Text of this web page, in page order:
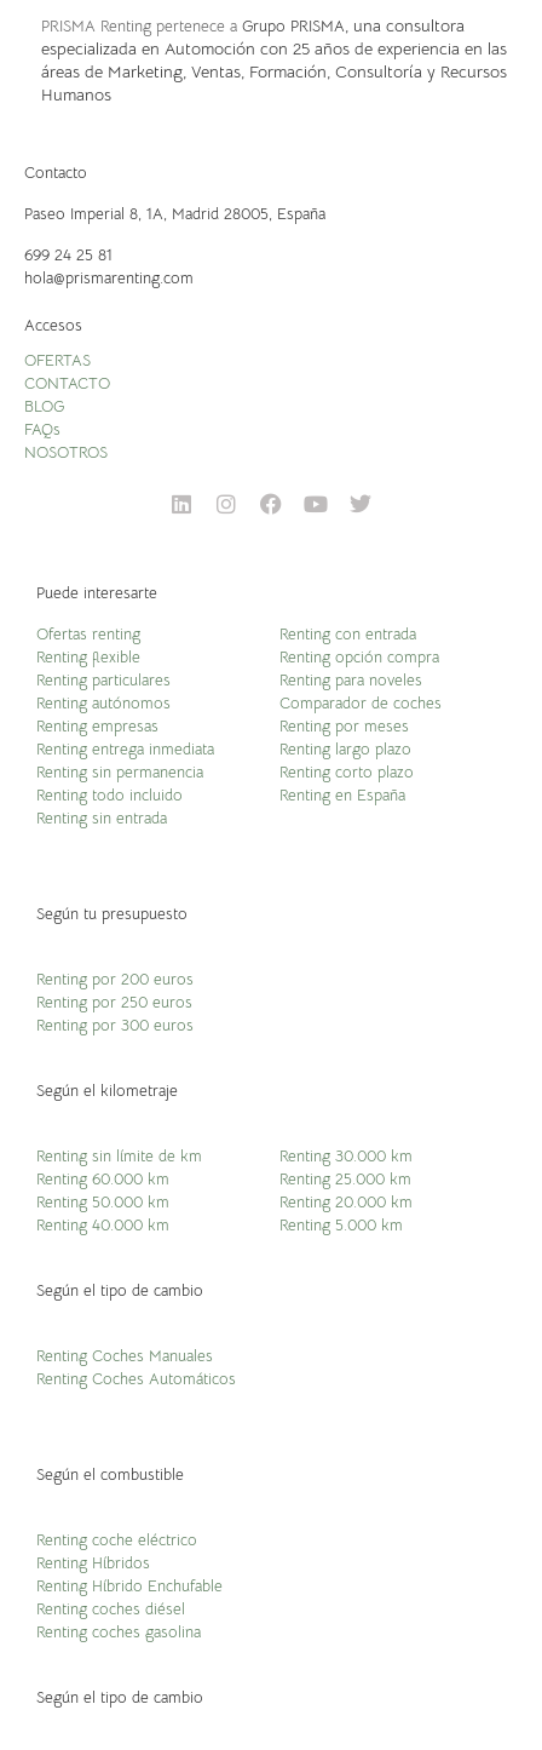
PRISMA Renting pertenece a Grupo PRISMA, una consultora
especializada en Automoción con 25 años de experiencia en las
áreas de Marketing, Ventas, Formación, Consultoría y Recursos
Humanos
Contacto
Paseo Imperial 8, 1A, Madrid 28005, España
699 24 25 81
hola@prismarenting.com
Accesos
OFERTAS
CONTACTO
BLOG
FAQs
NOSOTROS
Puede interesarte
Ofertas renting
Renting flexible
Renting particulares
Renting autónomos
Renting empresas
Renting entrega inmediata
Renting sin permanencia
Renting todo incluido
Renting sin entrada
Renting con entrada
Renting opción compra
Renting para noveles
Comparador de coches
Renting por meses
Renting largo plazo
Renting corto plazo
Renting en España
Según tu presupuesto
Renting por 200 euros
Renting por 250 euros
Renting por 300 euros
Según el kilometraje
Renting sin límite de km
Renting 60.000 km
Renting 50.000 km
Renting 40.000 km
Renting 30.000 km
Renting 25.000 km
Renting 20.000 km
Renting 5.000 km
Según el tipo de cambio
Renting Coches Manuales
Renting Coches Automáticos
Según el combustible
Renting coche eléctrico
Renting Híbridos
Renting Híbrido Enchufable
Renting coches diésel
Renting coches gasolina
Según el tipo de cambio